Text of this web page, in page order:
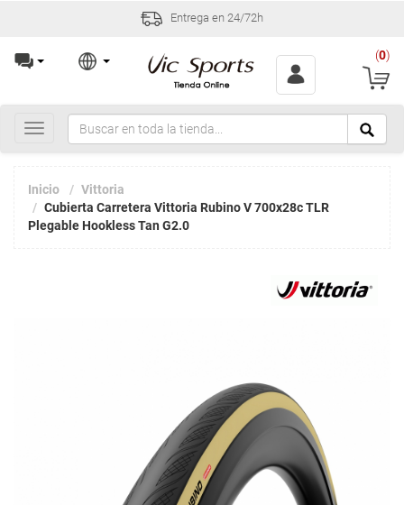
Incidencias y
(0)
Toggle
navigation
Inicio
Vittoria
Cubierta Carretera Vittoria Rubino V 700x28c TLR
Plegable Hookless Tan G2.0